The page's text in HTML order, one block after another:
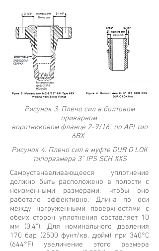
Рисунок 3. Плечо сил в болтовом
приварном
воротниковом фланце 2-9/16" по API тип
6BX
Рисунок 4. Плечо сил в муфте DUR O LOK
типоразмера 3" IPS SCH XXS
Самоустанавливающееся уплотнение
должно быть расположено в полости с
неизменными размерами, чтобы оно
работало эффективно. Длина по оси
между нагруженными поверхностями с
обеих сторон уплотнения составляет 10
мм (0,4"). Для номинального давления
170 бар (2500 фунт/кв. дюйм) при 340°C
(644°F) увеличение этого размера